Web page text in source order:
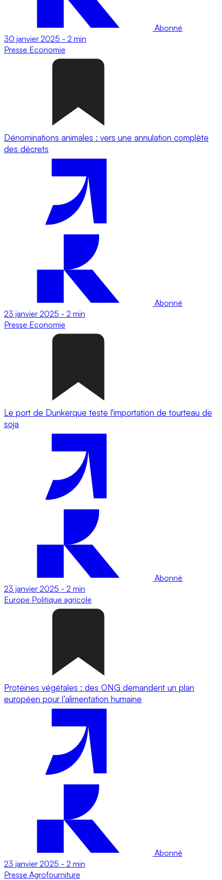
Abonné
30 janvier 2025 - 2 min
Presse Economie
Dénominations animales : vers une annulation complète
des décrets
Abonné
23 janvier 2025 - 2 min
Presse Economie
Le port de Dunkerque teste l'importation de tourteau de
soja
Abonné
23 janvier 2025 - 2 min
Europe Politique agricole
Protéines végétales : des ONG demandent un plan
européen pour l’alimentation humaine
Abonné
23 janvier 2025 - 2 min
Presse Agrofourniture